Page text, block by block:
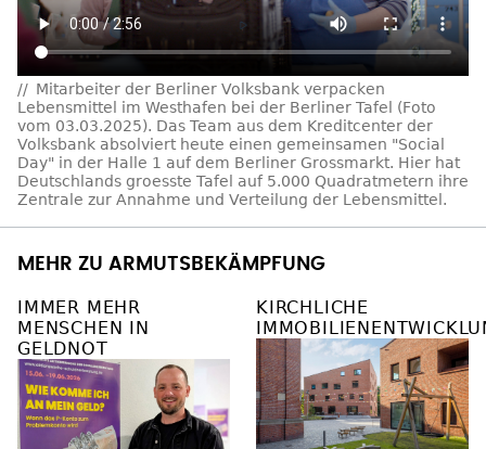
Mitarbeiter der Berliner Volksbank verpacken
Lebensmittel im Westhafen bei der Berliner Tafel (Foto
vom 03.03.2025). Das Team aus dem Kreditcenter der
Volksbank absolviert heute einen gemeinsamen "Social
Day" in der Halle 1 auf dem Berliner Grossmarkt. Hier hat
Deutschlands groesste Tafel auf 5.000 Quadratmetern ihre
Zentrale zur Annahme und Verteilung der Lebensmittel.
MEHR ZU ARMUTSBEKÄMPFUNG
IMMER MEHR
MENSCHEN IN
GELDNOT
KIRCHLICHE